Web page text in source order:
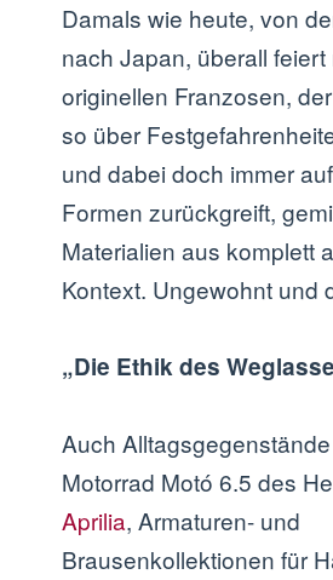
Damals wie heute, von
nach Japan, überall feiert
originellen Franzosen,
so über
und dabei doch immer
Formen zurückgreift,
Materialien aus komplett
Kontext. Ungewohnt und
„Die Ethik des
Auch
Motorrad Motó 6.5 des
Aprilia, Armaturen- und
Brausenkollektionen für